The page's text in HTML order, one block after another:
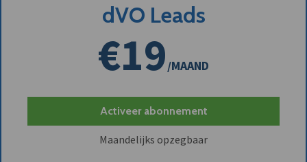
dVO Leads
€19/MAAND
Activeer abonnement
Maandelijks opzegbaar